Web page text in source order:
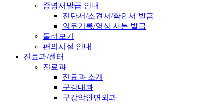
증명서발급 안내
진단서/소견서/확인서 발급
의무기록/영상 사본 발급
둘러보기
편의시설 안내
진료과/센터
진료과
진료과 소개
구강내과
구강악안면외과